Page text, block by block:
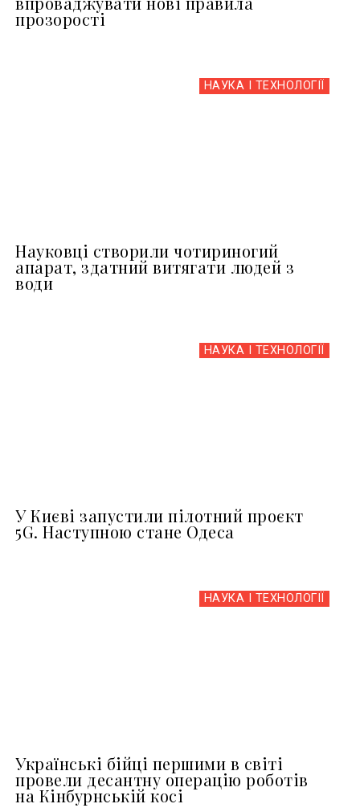
прозорості
НАУКА І ТЕХНОЛОГІЇ
Науковці створили чотириногий
апарат, здатний витягати людей з
води
НАУКА І ТЕХНОЛОГІЇ
У Києві запустили пілотний проєкт
5G. Наступною стане Одеса
НАУКА І ТЕХНОЛОГІЇ
Українські бійці першими в світі
провели десантну операцію роботів
на Кінбурнській косі